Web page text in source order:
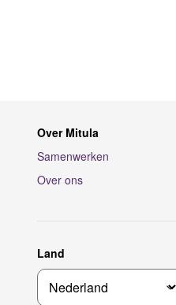
Over Mitula
Samenwerken
Over ons
Land